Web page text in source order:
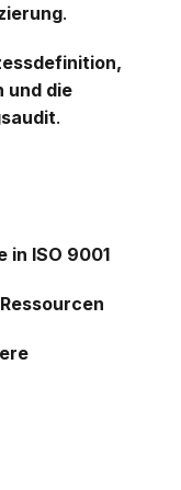
.
und die
.
in ISO 9001